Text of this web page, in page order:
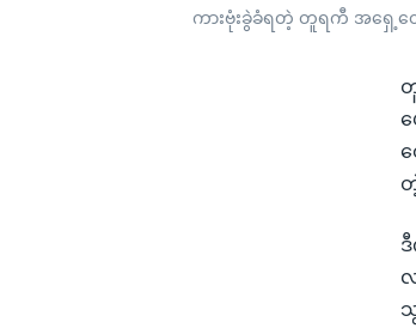
ကားဗုံးခွဲခံရတဲ့ တူရကီ အရှေ့တော